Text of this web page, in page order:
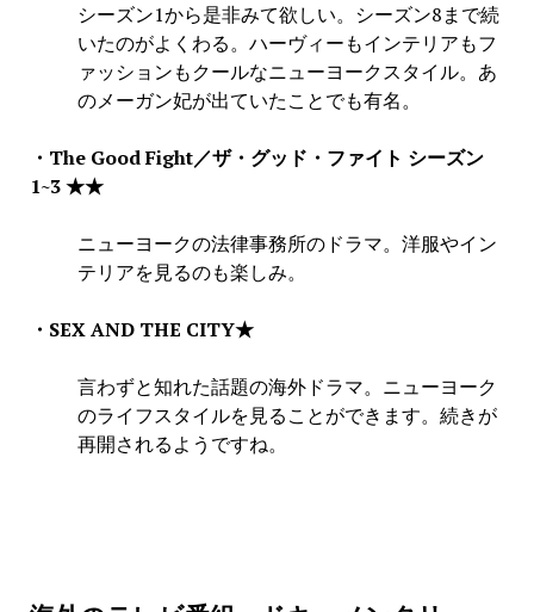
シーズン1から是非みて欲しい。シーズン8まで続
いたのがよくわる。ハーヴィーもインテリアもフ
ァッションもクールなニューヨークスタイル。あ
のメーガン妃が出ていたことでも有名。
・The Good Fight／ザ・グッド・ファイト シーズン
1~3 ★★
ニューヨークの法律事務所のドラマ。洋服やイン
テリアを見るのも楽しみ。
・SEX AND THE CITY★
言わずと知れた話題の海外ドラマ。ニューヨーク
のライフスタイルを見ることができます。続きが
再開されるようですね。